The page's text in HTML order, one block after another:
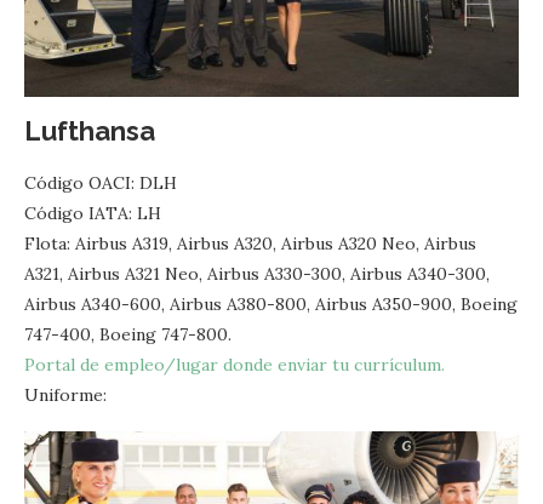
Lufthansa
Código OACI: DLH
Código IATA: LH
Flota: Airbus A319, Airbus A320, Airbus A320 Neo, Airbus
A321, Airbus A321 Neo, Airbus A330-300, Airbus A340-300,
Airbus A340-600, Airbus A380-800, Airbus A350-900, Boeing
747-400, Boeing 747-800.
Portal de empleo/lugar donde enviar tu currículum.
Uniforme: